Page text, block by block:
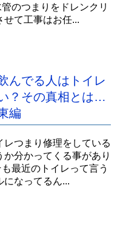
のつまりをドレンクリ
せて工事はお任...
んでる人はトイレ
？その真相とは…
編
レつまり修理をしている
か分かってくる事があり
最近のトイレって言う
になってるん...